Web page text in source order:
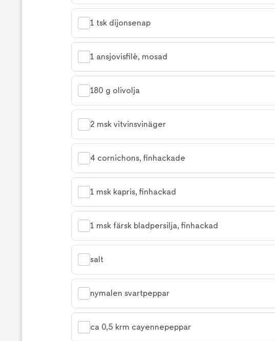
1 tsk dijonsenap
1 ansjovisfilé, mosad
180 g olivolja
2 msk vitvinsvinäger
4 cornichons, finhackade
1 msk kapris, finhackad
1 msk färsk bladpersilja, finhackad
salt
nymalen svartpeppar
ca 0,5 krm cayennepeppar